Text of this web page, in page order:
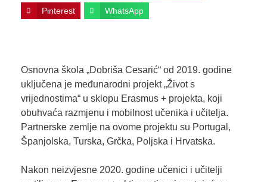
Pinterest WhatsApp
Osnovna škola „Dobriša Cesarić“ od 2019. godine
uključena je međunarodni projekt „Život s
vrijednostima“ u sklopu Erasmus + projekta, koji
obuhvaća razmjenu i mobilnost učenika i učitelja.
Partnerske zemlje na ovome projektu su Portugal,
Španjolska, Turska, Grčka, Poljska i Hrvatska.
Nakon neizvjesne 2020. godine učenici i učitelji